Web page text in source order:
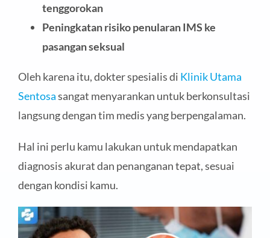
tenggorokan
Peningkatan risiko penularan IMS ke
pasangan seksual
Oleh karena itu, dokter spesialis di Klinik Utama
Sentosasangat menyarankan untuk berkonsultasi
langsung dengan tim medis yang berpengalaman.
Hal ini perlu kamu lakukan untuk mendapatkan
diagnosis akurat dan penanganan tepat, sesuai
dengan kondisi kamu.